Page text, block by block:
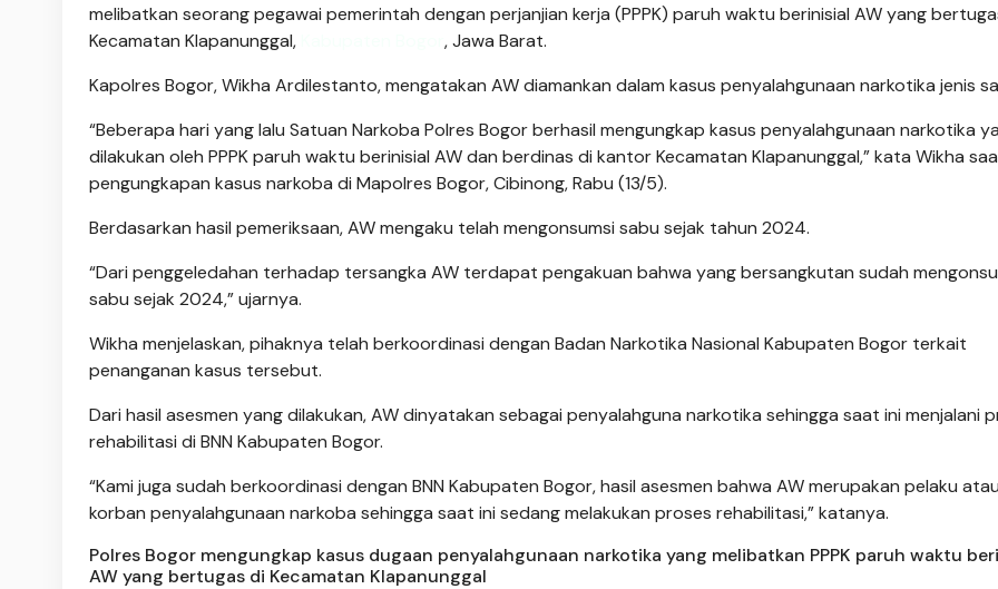
melibatkan seorang pegawai pemerintah dengan perjanjian kerja (PPPK) paruh waktu berinisial AW yang
Kecamatan Klapanunggal,
, Jawa Barat.
Kapolres Bogor, Wikha Ardilestanto, mengatakan AW diamankan dalam kasus penyalahgunaan narkotika jenis
“Beberapa hari yang lalu Satuan Narkoba Polres Bogor berhasil mengungkap kasus penyalahgunaan narkotika
dilakukan oleh PPPK paruh waktu berinisial AW dan berdinas di kantor Kecamatan Klapanunggal,” kata Wikha
pengungkapan kasus narkoba di Mapolres Bogor, Cibinong, Rabu (13/5).
Berdasarkan hasil pemeriksaan, AW mengaku telah mengonsumsi sabu sejak tahun 2024.
“Dari penggeledahan terhadap tersangka AW terdapat pengakuan bahwa yang bersangkutan sudah
sabu sejak 2024,” ujarnya.
Wikha menjelaskan, pihaknya telah berkoordinasi dengan Badan Narkotika Nasional Kabupaten Bogor terkait
penanganan kasus tersebut.
Dari hasil asesmen yang dilakukan, AW dinyatakan sebagai penyalahguna narkotika sehingga saat ini menjalani
rehabilitasi di BNN Kabupaten Bogor.
“Kami juga sudah berkoordinasi dengan BNN Kabupaten Bogor, hasil asesmen bahwa AW merupakan pelaku atau
korban penyalahgunaan narkoba sehingga saat ini sedang melakukan proses rehabilitasi,” katanya.
Polres Bogor mengungkap kasus dugaan penyalahgunaan narkotika yang melibatkan PPPK paruh waktu
AW yang bertugas di Kecamatan Klapanunggal